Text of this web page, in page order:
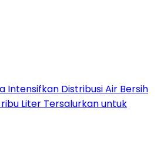
Intensifkan Distribusi Air Bersih
Liter Tersalurkan untuk